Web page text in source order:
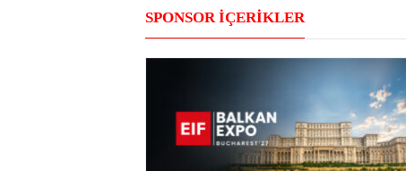
SPONSOR İÇERİKLER